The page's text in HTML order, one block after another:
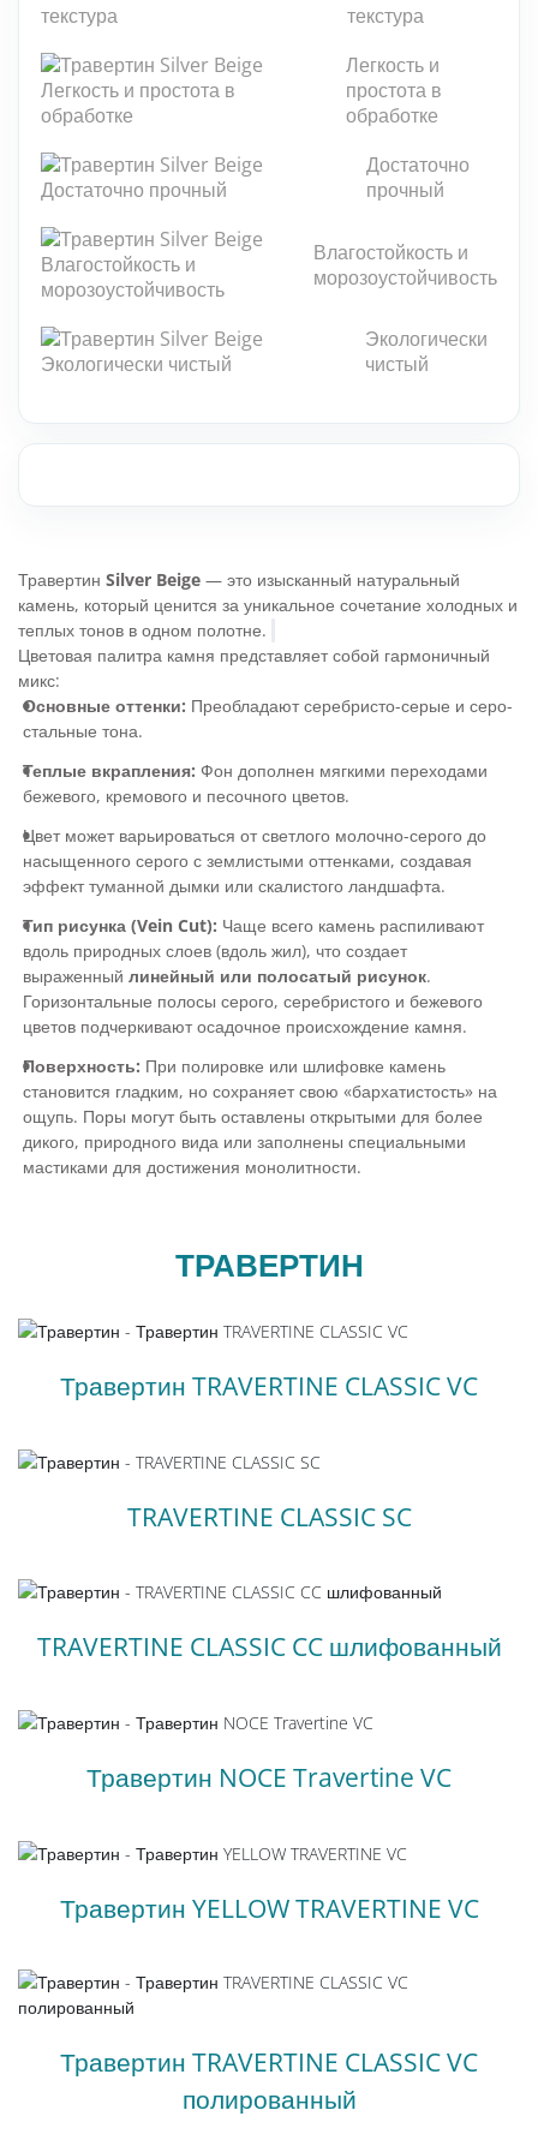
Каменная плитка
Плиты из камня
Полы и стены из камня
Столешницы из камня
Фасад из камня
Панно из камней
Натуральный камень для бассейнов
УКР
текстура
Легкость и
простота в
обработке
Достаточно
прочный
Влагостойкость и
морозоустойчивость
Экологически
чистый
Травертин Silver Beige — это изысканный натуральный
камень, который ценится за уникальное сочетание холодных и
теплых тонов в одном полотне.
Цветовая палитра камня представляет собой гармоничный
микс:
Основные оттенки: Преобладают серебристо-серые и серо-
стальные тона.
Теплые вкрапления: Фон дополнен мягкими переходами
бежевого, кремового и песочного цветов.
Цвет может варьироваться от светлого молочно-серого до
насыщенного серого с землистыми оттенками, создавая
эффект туманной дымки или скалистого ландшафта.
Тип рисунка (Vein Cut): Чаще всего камень распиливают
вдоль природных слоев (вдоль жил), что создает
выраженный линейный или полосатый рисунок.
Горизонтальные полосы серого, серебристого и бежевого
цветов подчеркивают осадочное происхождение камня.
Поверхность: При полировке или шлифовке камень
становится гладким, но сохраняет свою «бархатистость» на
ощупь. Поры могут быть оставлены открытыми для более
дикого, природного вида или заполнены специальными
мастиками для достижения монолитности.
ТРАВЕРТИН
Травертин TRAVERTINE CLASSIC VC
TRAVERTINE CLASSIC SC
TRAVERTINE CLASSIC CC шлифованный
Травертин NOCE Travertine VC
Травертин YELLOW TRAVERTINE VC
Травертин TRAVERTINE CLASSIC VC
полированный